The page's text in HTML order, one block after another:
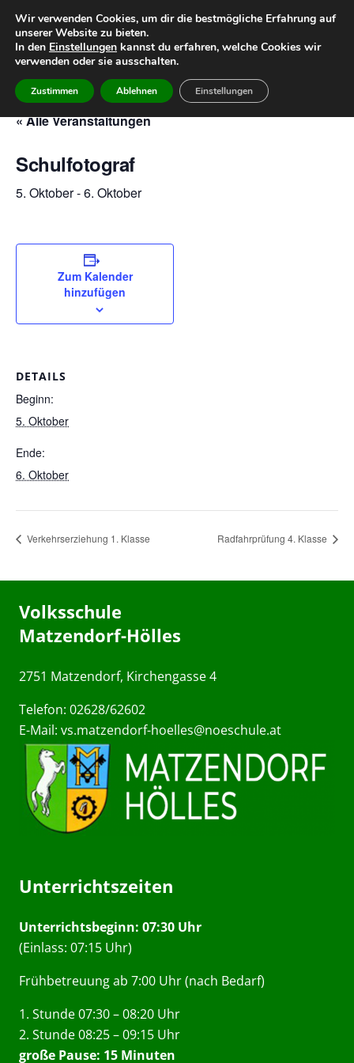
Home Leitbild
Geschichte
« Alle Veranstaltungen
Schulfotograf
5. Oktober-6. Oktober
Zum Kalender
hinzufügen
DETAILS
Beginn:
5. Oktober
Ende:
6. Oktober
Verkehrserziehung 1. Klasse Radfahrprüfung 4. Klasse
Volksschule
Matzendorf-Hölles
2751 Matzendorf, Kirchengasse 4
Telefon: 02628/62602
E-Mail: vs.matzendorf-hoelles@noeschule.at
Unterrichtszeiten
Unterrichtsbeginn: 07:30 Uhr
(Einlass: 07:15 Uhr)
Frühbetreuung ab 7:00 Uhr (nach Bedarf)
1. Stunde 07:30 – 08:20 Uhr
2. Stunde 08:25 – 09:15 Uhr
große Pause: 15 Minuten
Wir verwenden Cookies, um dir die bestmögliche Erfahrung auf
unserer Website zu bieten.
In den Einstellungen kannst du erfahren, welche Cookies wir
verwenden oder sie ausschalten.
Zustimmen Ablehnen Einstellungen